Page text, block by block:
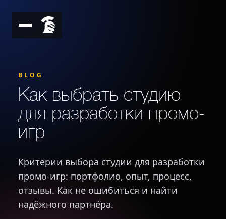
BLOG
Как выбрать студию
для разработки промо-
игр
Критерии выбора студии для разработки
промо-игр: портфолио, опыт, процесс,
отзывы. Как не ошибиться и найти
надёжного партнёра.